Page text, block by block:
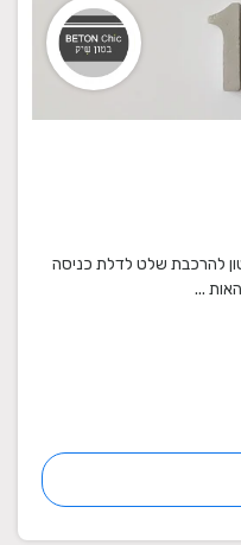
להרכבת שלט לדלת כניסה
...